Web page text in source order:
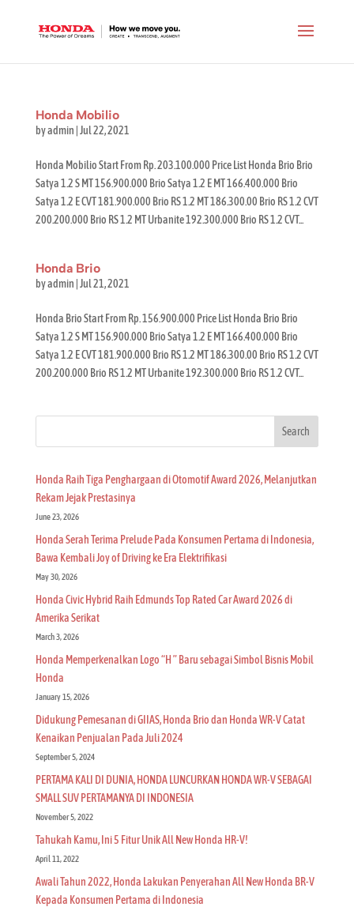
Honda Mobilio
byadmin Jul 22, 2021
Honda Mobilio Start From Rp. 203.100.000 Price List Honda Brio Brio
Satya 1.2 S MT 156.900.000 Brio Satya 1.2 E MT 166.400.000 Brio
Satya 1.2 E CVT 181.900.000 Brio RS 1.2 MT 186.300.00 Brio RS 1.2 CVT
200.200.000 Brio RS 1.2 MT Urbanite 192.300.000 Brio RS 1.2 CVT...
Honda Brio
byadmin Jul 21, 2021
Honda Brio Start From Rp. 156.900.000 Price List Honda Brio Brio
Satya 1.2 S MT 156.900.000 Brio Satya 1.2 E MT 166.400.000 Brio
Satya 1.2 E CVT 181.900.000 Brio RS 1.2 MT 186.300.00 Brio RS 1.2 CVT
200.200.000 Brio RS 1.2 MT Urbanite 192.300.000 Brio RS 1.2 CVT...
Search
Honda Raih Tiga Penghargaan di Otomotif Award 2026, Melanjutkan
Rekam Jejak Prestasinya
June 23, 2026
Honda Serah Terima Prelude Pada Konsumen Pertama di Indonesia,
Bawa Kembali Joy of Driving ke Era Elektrifikasi
May 30, 2026
Honda Civic Hybrid Raih Edmunds Top Rated Car Award 2026 di
Amerika Serikat
March 3, 2026
Honda Memperkenalkan Logo “H ” Baru sebagai Simbol Bisnis Mobil
Honda
January 15, 2026
Didukung Pemesanan di GIIAS, Honda Brio dan Honda WR-V Catat
Kenaikan Penjualan Pada Juli 2024
September 5, 2024
PERTAMA KALI DI DUNIA, HONDA LUNCURKAN HONDA WR-V SEBAGAI
SMALL SUV PERTAMANYA DI INDONESIA
November 5, 2022
Tahukah Kamu, Ini 5 Fitur Unik All New Honda HR-V!
April 11, 2022
Awali Tahun 2022, Honda Lakukan Penyerahan All New Honda BR-V
Kepada Konsumen Pertama di Indonesia